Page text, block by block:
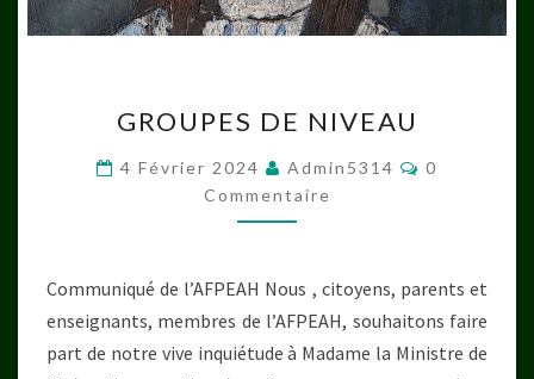
DE
NIVEAU
GROUPES DE NIVEAU
4 Février 2024 Admin5314
0
Commentaire
Communiqué de l’AFPEAH Nous , citoyens, parents et
enseignants, membres de l’AFPEAH, souhaitons faire
part de notre vive inquiétude à Madame la Ministre de